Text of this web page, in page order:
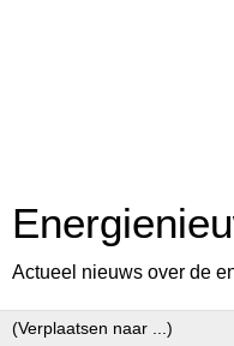
Actueel nieuws over de